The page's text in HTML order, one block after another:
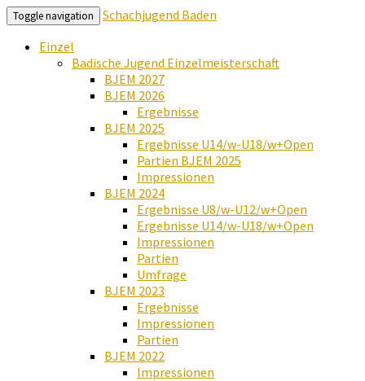
Toggle navigation
Schachjugend Baden
Einzel
Badische Jugend Einzelmeisterschaft
BJEM 2027
BJEM 2026
Ergebnisse
BJEM 2025
Ergebnisse U14/w-U18/w+Open
Partien BJEM 2025
Impressionen
BJEM 2024
Ergebnisse U8/w-U12/w+Open
Ergebnisse U14/w-U18/w+Open
Impressionen
Partien
Umfrage
BJEM 2023
Ergebnisse
Impressionen
Partien
BJEM 2022
Impressionen